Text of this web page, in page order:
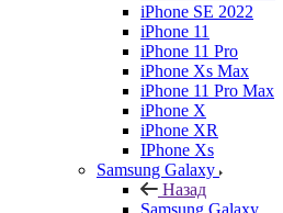
iPhone SE 2022
iPhone 11
iPhone 11 Pro
iPhone Xs Max
iPhone 11 Pro Max
iPhone X
iPhone XR
IPhone Xs
Samsung Galaxy
Назад
Samsung Galaxy